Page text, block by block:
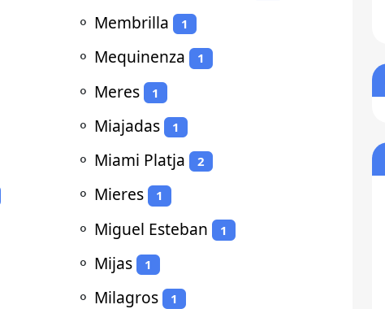
⚬ Membrilla 1
⚬ Mequinenza 1
⚬ Meres 1
⚬ Miajadas 1
⚬ Miami Platja 2
⚬ Mieres 1
⚬ Miguel Esteban 1
⚬ Mijas 1
⚬ Milagros 1